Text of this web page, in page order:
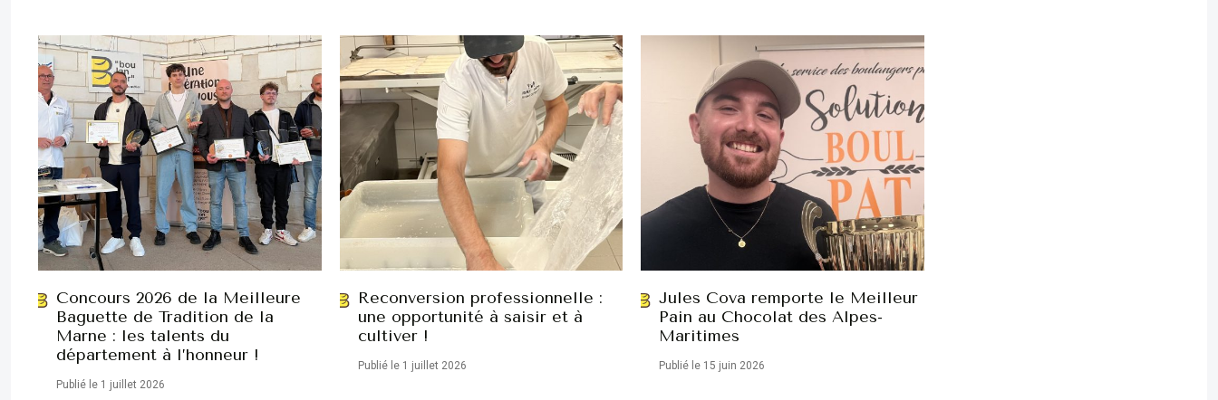
Concours 2026 de la Meilleure
Baguette de Tradition de la
Marne : les talents du
département à l’honneur !
Publié le 1 juillet 2026
Reconversion professionnelle :
une opportunité à saisir et à
cultiver !
Publié le 1 juillet 2026
Jules Cova remporte le Meilleur
Pain au Chocolat des Alpes-
Maritimes
Publié le 15 juin 2026